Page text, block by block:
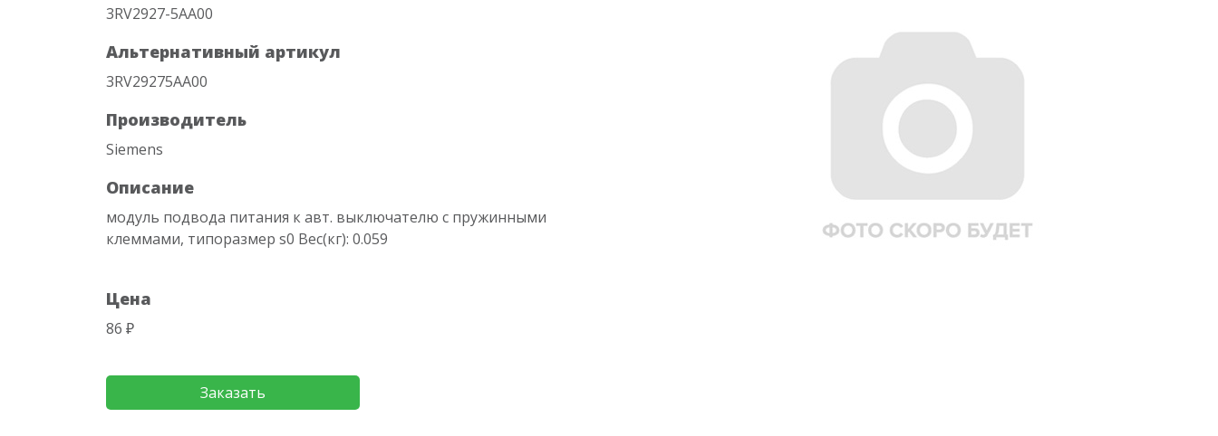
3RV2927-5AA00
Альтернативный артикул
3RV29275AA00
Производитель
Siemens
Описание
модуль подвода питания к авт. выключателю c пружинными
клеммами, типоразмер s0 Вес(кг): 0.059
Цена
86 ₽
Заказать